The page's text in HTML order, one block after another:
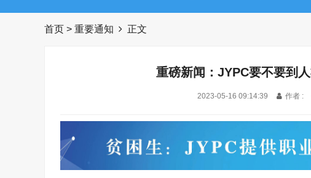
首页 > 重要通知 正文
重磅新闻：JYPC要不要到
2023-05-16 09:14:39 作者 :